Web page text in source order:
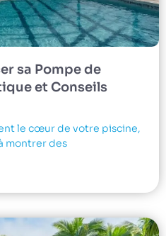
sa Pompe de
et Conseils
le cœur de votre piscine,
montrer des